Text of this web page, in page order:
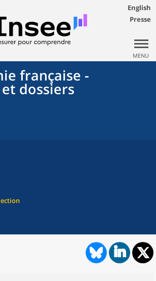
English
Presse
MENU
française -
dossiers